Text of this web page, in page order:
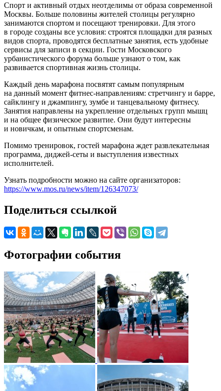
Спорт и активный отдых неотделимы от образа современной
Москвы. Больше половины жителей столицы регулярно
занимаются спортом и посещают тренировки. Для этого
в городе созданы все условия: строятся площадки для разных
видов спорта, проводятся бесплатные занятия, есть удобные
сервисы для записи в секции. Гости Московского
урбанистического форума больше узнают о том, как
развивается спортивная жизнь столицы.
Каждый день марафона посвятят самым популярным
на данный момент фитнес-направлениям: стретчингу и барре,
сайклингу и джампингу, зумбе и танцевальному фитнесу.
Занятия направлены на укрепление отдельных групп мышц
и на общее физическое развитие. Они будут интересны
и новичкам, и опытным спортсменам.
Помимо тренировок, гостей марафона ждет развлекательная
программа, диджей-сеты и выступления известных
исполнителей.
Узнать подробности можно на сайте организаторов:
https://www.mos.ru/news/item/126347073/
Поделиться ссылкой
Фотографии события